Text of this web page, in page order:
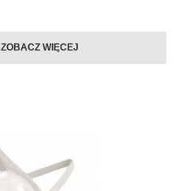
ZOBACZ WIĘCEJ